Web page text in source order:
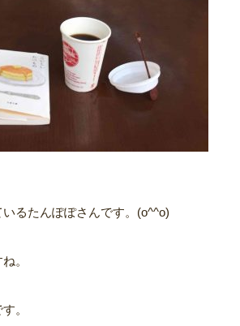
るたんぽぽさんです。(o^^o)
。
。